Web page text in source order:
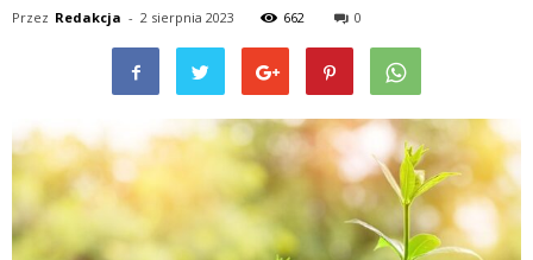
Przez Redakcja - 2 sierpnia 2023 662 0